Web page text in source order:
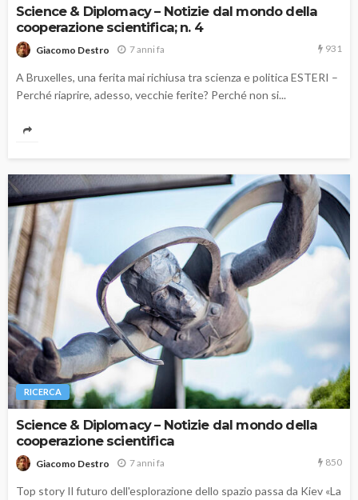
Science & Diplomacy – Notizie dal mondo della
cooperazione scientifica; n. 4
Giacomo Destro 7 anni fa 931
A Bruxelles, una ferita mai richiusa tra scienza e politica ESTERI –
Perché riaprire, adesso, vecchie ferite? Perché non si...
RICERCA
Science & Diplomacy – Notizie dal mondo della
cooperazione scientifica
Giacomo Destro 7 anni fa 850
Top story Il futuro dell'esplorazione dello spazio passa da Kiev «La